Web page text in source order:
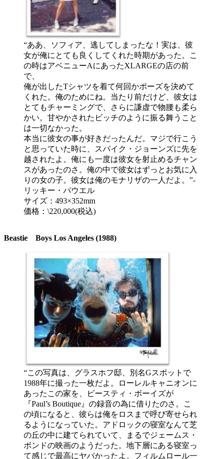
“ああ、ソフィア、逃してしまったな！実は、彼
女が俺にとても良くしてくれた時期があった。こ
の時はアベニューAにあったXLARGEの店の前
で、
俺が出したTシャツを着て何回かポーズを決めて
くれた。俺のためにね。当たり前だけど、彼女は
とてもチャーミングで、さらに謙虚で物腰も柔ら
かい。甘やかされたビッチのように振る舞うこと
は一切なかった。
本当に彼女の事が好きだったんだ。マジで行こう
と思っていた時に、スパイク・ジョーンズに先を
越されたよ。俺にも一度は彼女を射止めるチャン
スがあったのさ。俺の中で彼女はずっとお気に入
りの女の子。彼女は俺のモナリザの一人だよ。”-
リッキー・パウエル
サイズ：493×352mm
価格：\220,000(税込)
Beastie Boys Los Angeles (1988)
“この写真は、グラスホフ邸、別名Gスポットで
1988年に撮った一枚だよ。ローレルキャニオンに
あったこの家を、ビースティ・ボーイズが
『Paul’s Boutique』の録音の為に借りたのさ。こ
の頃になると、彼らは俺をロスまで呼び寄せられ
るようになっていた。アドロックの寝室なんて芝
の丘の中に建てられていて、まるでジェームス・
ボンドの映画のようだった。地下層にある寝室っ
て感じで最高にヤバかったよ。フィルムロール一